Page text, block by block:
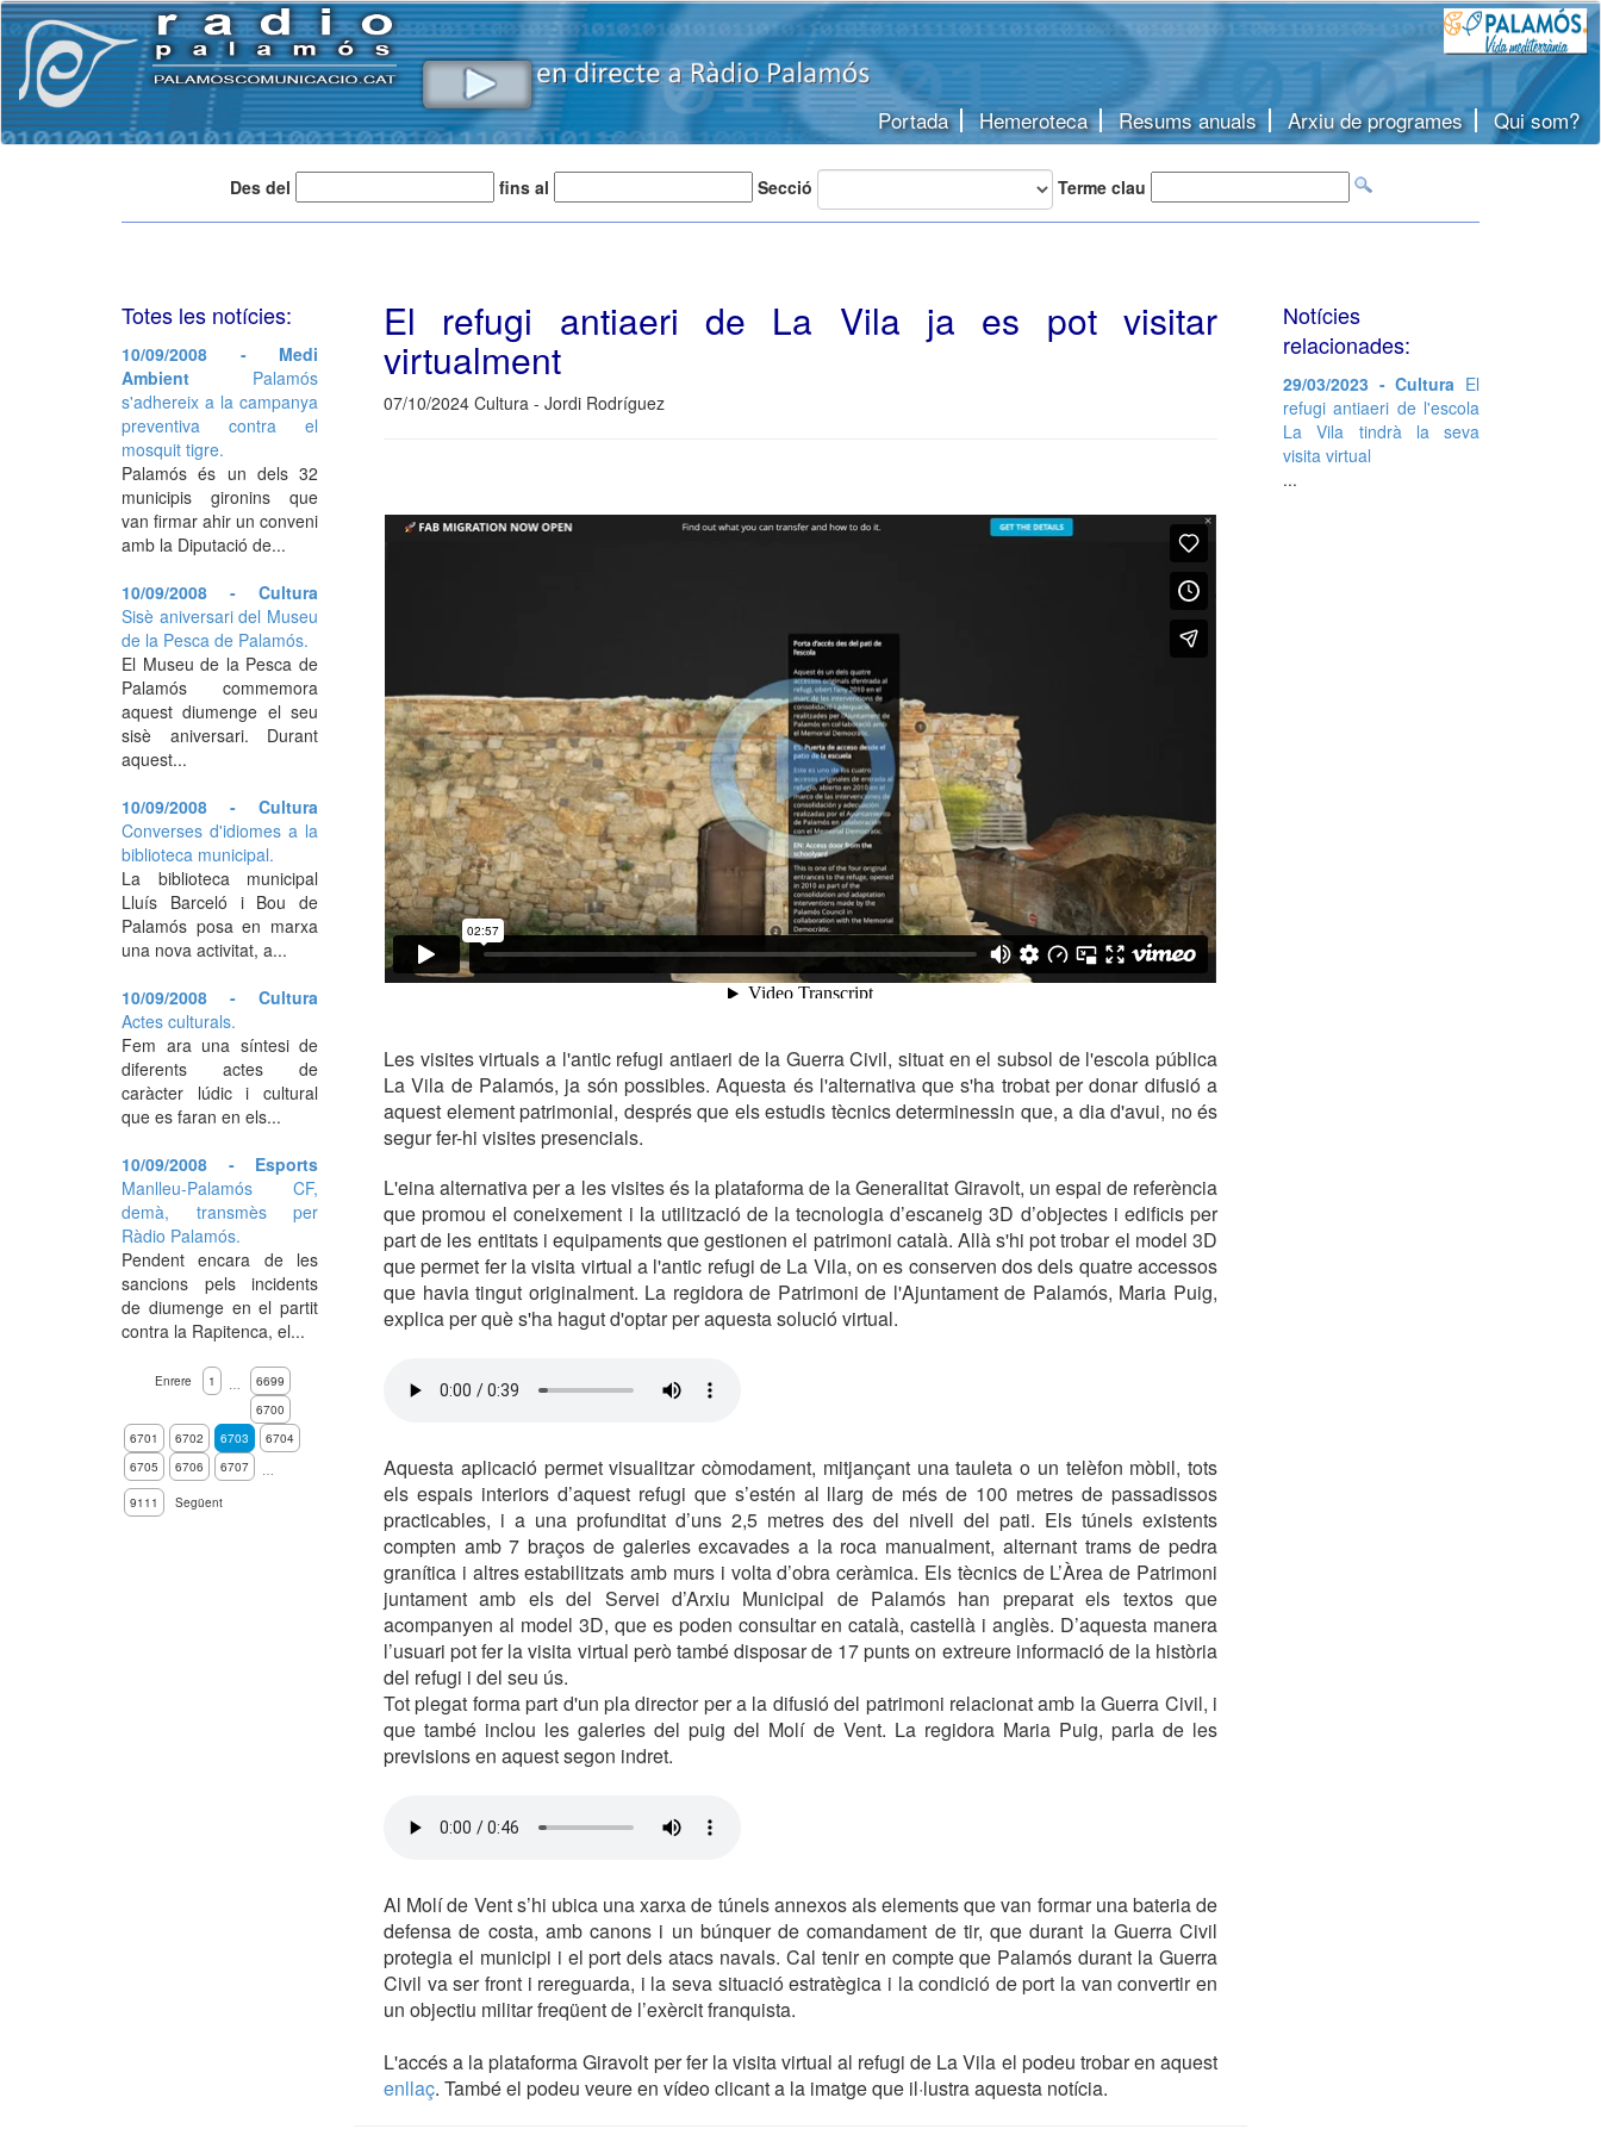
Portada Hemeroteca Resums anuals Arxiu de programes Qui som?
Des del fins al Secció Terme clau
El refugi antiaeri de La Vila ja es pot visitar
virtualment
07/10/2024 Cultura - Jordi Rodríguez
Les visites virtuals a l'antic refugi antiaeri de la Guerra Civil, situat en el subsol de l'escola pública
La Vila de Palamós, ja són possibles. Aquesta és l'alternativa que s'ha trobat per donar difusió a
aquest element patrimonial, després que els estudis tècnics determinessin que, a dia d'avui, no és
segur fer-hi visites presencials.
L'eina alternativa per a les visites és la plataforma de la Generalitat Giravolt, un espai de referència
que promou el coneixement i la utilització de la tecnologia d’escaneig 3D d’objectes i edificis per
part de les entitats i equipaments que gestionen el patrimoni català. Allà s'hi pot trobar el model 3D
que permet fer la visita virtual a l'antic refugi de La Vila, on es conserven dos dels quatre accessos
que havia tingut originalment. La regidora de Patrimoni de l'Ajuntament de Palamós, Maria Puig,
explica per què s'ha hagut d'optar per aquesta solució virtual.
Aquesta aplicació permet visualitzar còmodament, mitjançant una tauleta o un telèfon mòbil, tots
els espais interiors d’aquest refugi que s’estén al llarg de més de 100 metres de passadissos
practicables, i a una profunditat d’uns 2,5 metres des del nivell del pati. Els túnels existents
compten amb 7 braços de galeries excavades a la roca manualment, alternant trams de pedra
granítica i altres estabilitzats amb murs i volta d’obra ceràmica. Els tècnics de L’Àrea de Patrimoni
juntament amb els del Servei d’Arxiu Municipal de Palamós han preparat els textos que
acompanyen al model 3D, que es poden consultar en català, castellà i anglès. D’aquesta manera
l’usuari pot fer la visita virtual però també disposar de 17 punts on extreure informació de la història
del refugi i del seu ús.
Tot plegat forma part d'un pla director per a la difusió del patrimoni relacionat amb la Guerra Civil, i
que també inclou les galeries del puig del Molí de Vent. La regidora Maria Puig, parla de les
previsions en aquest segon indret.
Al Molí de Vent s’hi ubica una xarxa de túnels annexos als elements que van formar una bateria de
defensa de costa, amb canons i un búnquer de comandament de tir, que durant la Guerra Civil
protegia el municipi i el port dels atacs navals. Cal tenir en compte que Palamós durant la Guerra
Civil va ser front i rereguarda, i la seva situació estratègica i la condició de port la van convertir en
un objectiu militar freqüent de l’exèrcit franquista.
L'accés a la plataforma Giravolt per fer la visita virtual al refugi de La Vila el podeu trobar en aquest
enllaç. També el podeu veure en vídeo clicant a la imatge que il·lustra aquesta notícia.
Totes les notícies:
10/09/2008 - Medi
Ambient Palamós
s'adhereix a la campanya
preventiva contra el
mosquit tigre.
Palamós és un dels 32
municipis gironins que
van firmar ahir un conveni
amb la Diputació de...
10/09/2008 - Cultura
Sisè aniversari del Museu
de la Pesca de Palamós.
El Museu de la Pesca de
Palamós commemora
aquest diumenge el seu
sisè aniversari. Durant
aquest...
10/09/2008 - Cultura
Converses d'idiomes a la
biblioteca municipal.
La biblioteca municipal
Lluís Barceló i Bou de
Palamós posa en marxa
una nova activitat, a...
10/09/2008 - Cultura
Actes culturals.
Fem ara una síntesi de
diferents actes de
caràcter lúdic i cultural
que es faran en els...
10/09/2008 - Esports
Manlleu-Palamós CF,
demà, transmès per
Ràdio Palamós.
Pendent encara de les
sancions pels incidents
de diumenge en el partit
contra la Rapitenca, el...
Enrere 1 …
6699
6700
6701
6702 6703
6704
6705
6706 6707
…
9111
Següent
Notícies
relacionades:
29/03/2023 - Cultura El
refugi antiaeri de l'escola
La Vila tindrà la seva
visita virtual
...